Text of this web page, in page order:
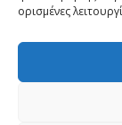
ορισμένες
Πολιτική